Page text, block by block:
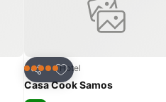
Teilen
Zu Favoriten
5 Sterne Hotel
Casa Cook Samos